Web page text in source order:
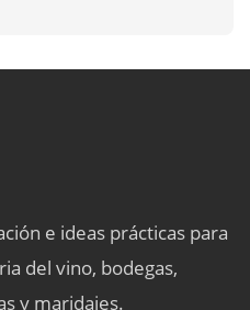
e ideas prácticas para
del vino, bodegas,
y maridajes.